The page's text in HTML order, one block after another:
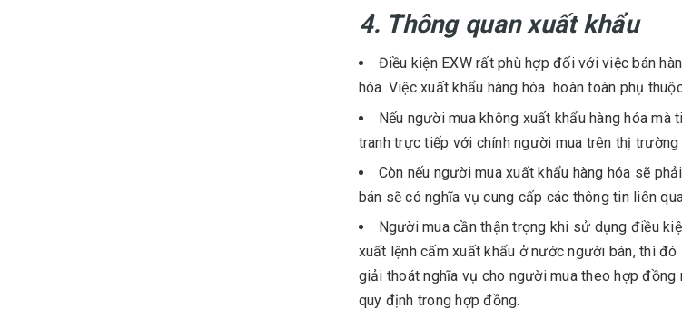
4. Thông quan xuất khẩu
Điều kiện EXW rất phù hợp đối với việc bán
hóa. Việc xuất khẩu hàng hóa hoàn toàn phụ
Nếu người mua không xuất khẩu hàng hóa
tranh trực tiếp với chính người mua trên thị trường
Còn nếu người mua xuất khẩu hàng hóa sẽ
bán sẽ có nghĩa vụ cung cấp các thông tin liên
Người mua cần thận trọng khi sử dụng điều
xuất lệnh cấm xuất khẩu ở nước người bán, thì
giải thoát nghĩa vụ cho người mua theo hợp
quy định trong hợp đồng.